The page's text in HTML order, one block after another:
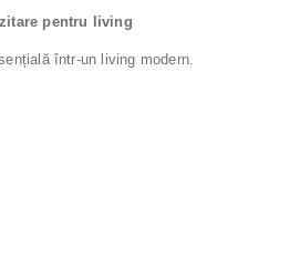
pentru living
într-un living modern.